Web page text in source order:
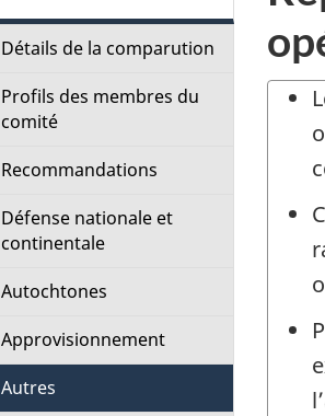
Détails de la comparution
Profils des membres du
comité
Recommandations
Défense nationale et
continentale
Autochtones
Approvisionnement
Autres